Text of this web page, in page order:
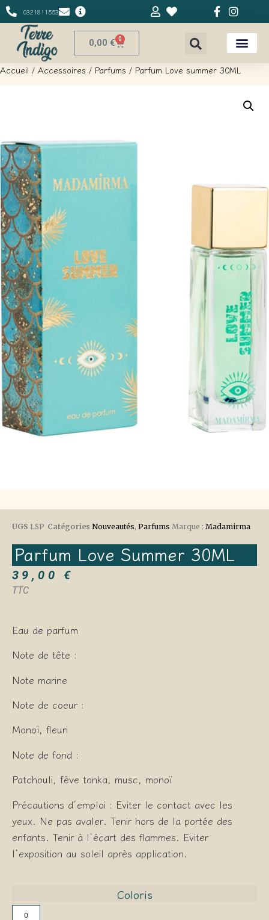
0321811553
0,00 € 0
Accueil / Accessoires / Parfums / Parfum Love summer 30ML
UGS LSP Catégories Nouveautés, Parfums Marque : Madamirma
Parfum Love Summer 30ML
39,00€
TTC
Eau de parfum
Note de tête :
Note marine
Note de coeur :
Monoï, fleuri
Note de fond :
Patchouli, fève tonka, musc, monoï
Précautions d’emploi : Eviter le contact avec les
yeux. Ne pas avaler. Tenir hors de la portée des
enfants. Tenir à l’écart des flammes. Eviter
l’exposition au soleil après application.
Coloris
0